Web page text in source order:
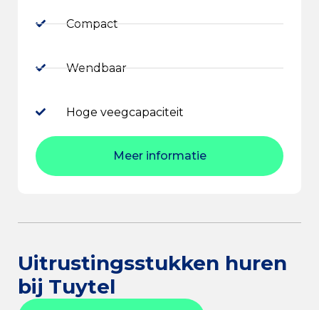
Compact
Wendbaar
Hoge veegcapaciteit
Meer informatie
Uitrustingsstukken huren
bij Tuytel